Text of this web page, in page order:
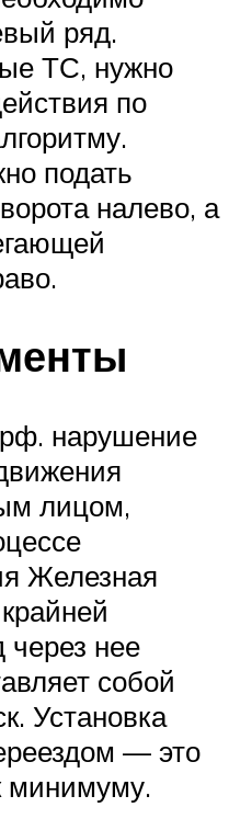
ряд.
ТС, нужно
по
подать
налево, а
нарушение
лицом,
Железная
через нее
собой
Установка
— это
минимуму.